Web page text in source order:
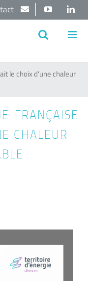
YouTube
le choix d’une chaleur
FRANÇAISE
CHALEUR